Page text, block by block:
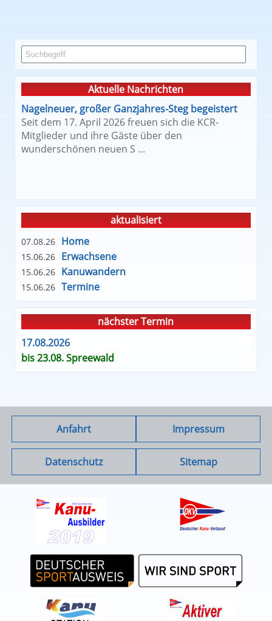
Aktuelle Nachrichten
Nagelneuer, großer Ganzjahres-Steg begeistert
Seit dem 17. April 2026 freuen sich die KCR-
Mitglieder und ihre Gäste über den
wunderschönen neuen S ...
aktualisiert
07.08.26 Home
15.06.26 Erwachsene
15.06.26 Kanuwandern
15.06.26 Termine
nächster Termin
17.08.2026
bis 23.08. Spreewald
Anfahrt Impressum
Datenschutz Sitemap